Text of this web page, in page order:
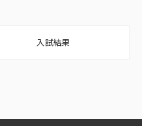
入試結果